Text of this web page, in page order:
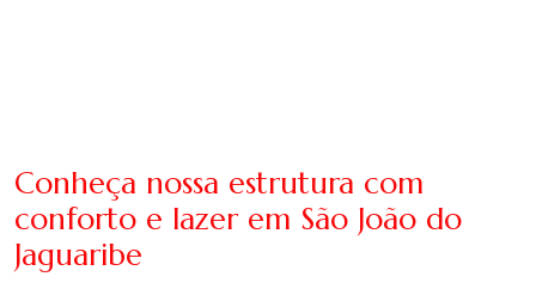
Conheça nossa estrutura com
conforto e lazer em São João do
Jaguaribe